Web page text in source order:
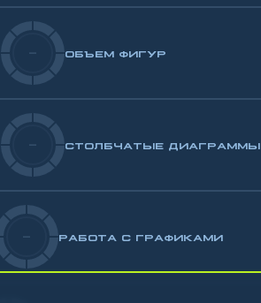
- ОБЪЕМ ФИГУР
- СТОЛБЧАТЫЕ ДИАГРАММЫ
- РАБОТА С ГРАФИКАМИ